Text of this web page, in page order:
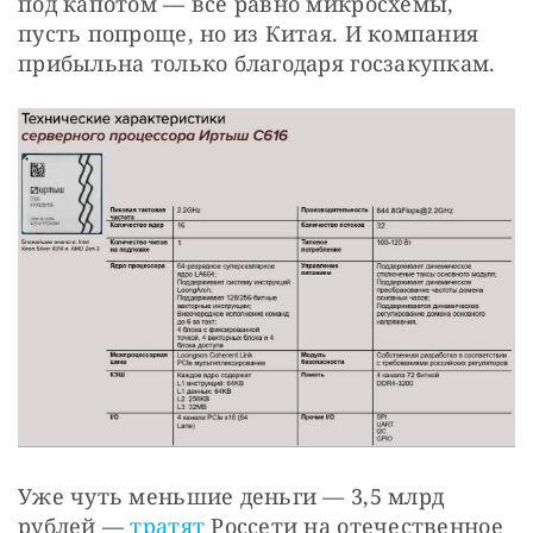
пусть попроще, но из Китая. И компания
прибыльна только благодаря госзакупкам.
Уже чуть меньшие деньги — 3,5 млрд
рублей — тратят Россети на отечественное